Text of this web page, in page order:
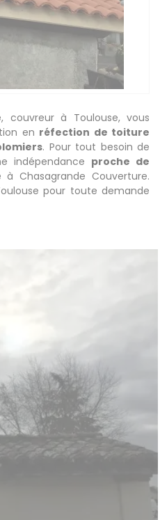
, couvreur à Toulouse, vous
en réfection de toiture
. Pour tout besoin de
indépendance proche de
Chasagrande Couverture.
pour toute demande